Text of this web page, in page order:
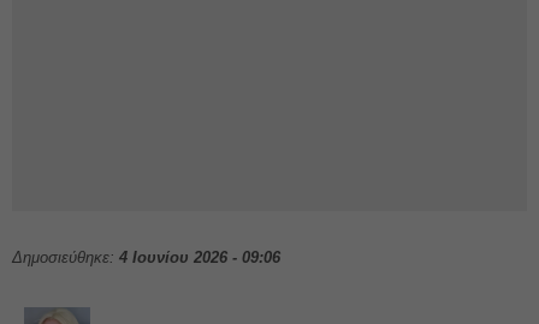
Δημοσιεύθηκε: 4 Ιουνίου 2026 - 09:06